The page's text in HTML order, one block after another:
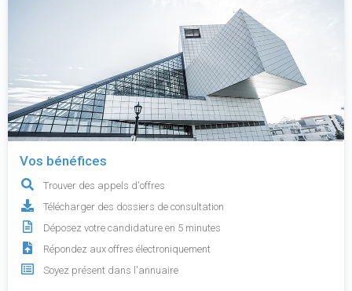
Vos bénéfices
Trouver des appels d'offres
Télécharger des dossiers de consultation
Déposez votre candidature en 5 minutes
Répondez aux offres électroniquement
Soyez présent dans l'annuaire